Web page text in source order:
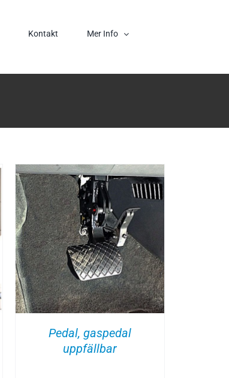
Kontakt Mer Info
Pedal, gaspedal
uppfällbar